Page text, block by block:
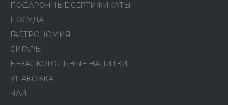
ПОДАРОЧНЫЕ СЕРТИФИКАТЫ
ПОСУДА
ГАСТРОНОМИЯ
СИГАРЫ
БЕЗАЛКОГОЛЬНЫЕ НАПИТКИ
УПАКОВКА
ЧАЙ